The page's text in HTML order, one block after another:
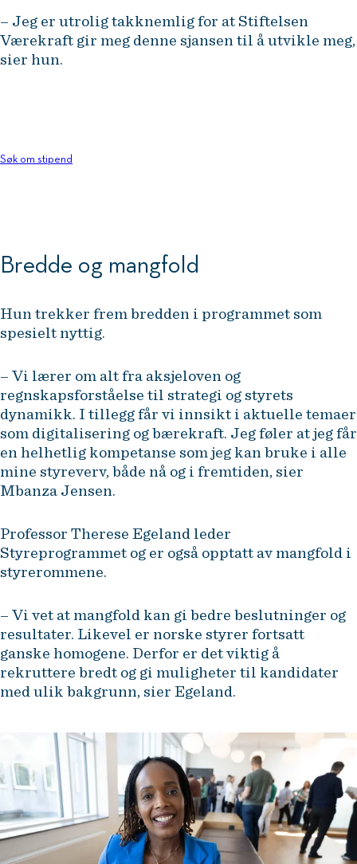
– Jeg er utrolig takknemlig for at Stiftelsen
Værekraft gir meg denne sjansen til å utvikle meg,
sier hun.
Søk om stipend
Bredde og mangfold
Hun trekker frem bredden i programmet som
spesielt nyttig.
– Vi lærer om alt fra aksjeloven og
regnskapsforståelse til strategi og styrets
dynamikk. I tillegg får vi innsikt i aktuelle temaer
som digitalisering og bærekraft. Jeg føler at jeg får
en helhetlig kompetanse som jeg kan bruke i alle
mine styreverv, både nå og i fremtiden, sier
Mbanza Jensen.
Professor Therese Egeland leder
Styreprogrammet og er også opptatt av mangfold i
styrerommene.
– Vi vet at mangfold kan gi bedre beslutninger og
resultater. Likevel er norske styrer fortsatt
ganske homogene. Derfor er det viktig å
rekruttere bredt og gi muligheter til kandidater
med ulik bakgrunn, sier Egeland.